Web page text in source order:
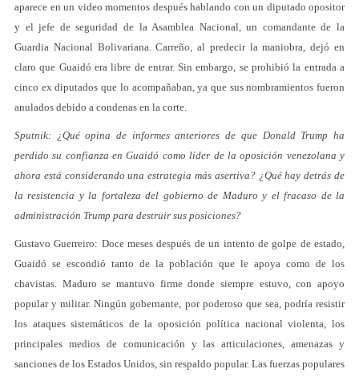
aparece en un video momentos después hablando con un diputado opositor
y el jefe de seguridad de la Asamblea Nacional, un comandante de la
Guardia Nacional Bolivariana. Carreño, al predecir la maniobra, dejó en
claro que Guaidó era libre de entrar. Sin embargo, se prohibió la entrada a
cinco ex diputados que lo acompañaban, ya que sus nombramientos fueron
anulados debido a condenas en la corte.
Sputnik: ¿Qué opina de informes anteriores de que Donald Trump ha
perdido su confianza en Guaidó como líder de la oposición venezolana y
ahora está considerando una estrategia más asertiva? ¿Qué hay detrás de
la resistencia y la fortaleza del gobierno de Maduro y el fracaso de la
administración Trump para destruir sus posiciones?
Gustavo Guerreiro: Doce meses después de un intento de golpe de estado,
Guaidó se escondió tanto de la población que le apoya como de los
chavistas. Maduro se mantuvo firme donde siempre estuvo, con apoyo
popular y militar. Ningún gobernante, por poderoso que sea, podría resistir
los ataques sistemáticos de la oposición política nacional violenta, los
principales medios de comunicación y las articulaciones, amenazas y
sanciones de los Estados Unidos, sin respaldo popular. Las fuerzas populares